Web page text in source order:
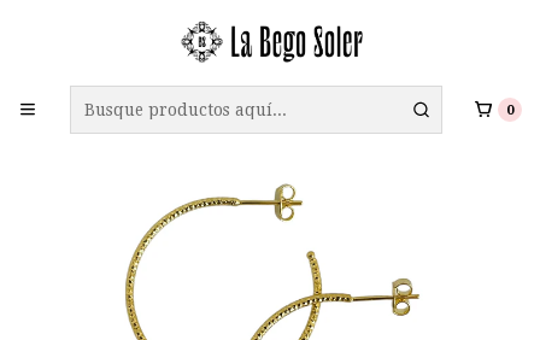
0
ENVÍO GRATIS A TODO CHILE EN COMPRAS SOBRE $69.990